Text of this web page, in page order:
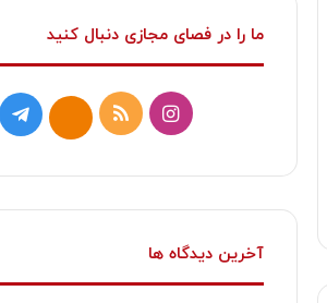
ما را در فصای مجازی دنبال کنید
ا
س
ت
خ
ک
ت
ا
آخرین دیدگاه ها